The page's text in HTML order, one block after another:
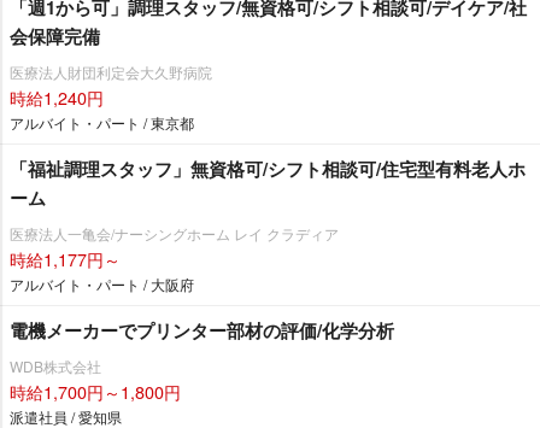
「週1から可」調理スタッフ/無資格可/シフト相談可/デイケア/社
会保障完備
医療法人財団利定会大久野病院
時給1,240円
アルバイト・パート / 東京都
「福祉調理スタッフ」無資格可/シフト相談可/住宅型有料老人ホ
ーム
医療法人一亀会/ナーシングホーム レイ クラディア
時給1,177円～
アルバイト・パート / 大阪府
電機メーカーでプリンター部材の評価/化学分析
WDB株式会社
時給1,700円～1,800円
派遣社員 / 愛知県